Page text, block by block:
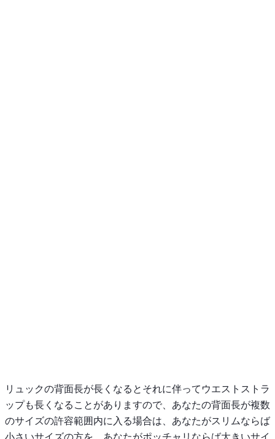
リュックの背面長が長くなるとそれに伴ってウエストストラ
ップも長くなることがありますので、あなたの背面長が複数
のサイズの許容範囲内に入る場合は、あなたがスリムならば
小さいサイズの方を、あなたがポッチャリならば大きいサイ